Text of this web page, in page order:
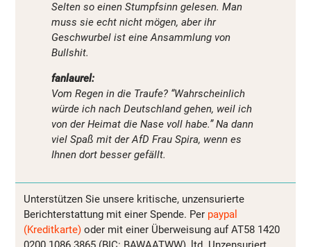
Selten so einen Stumpfsinn gelesen. Man
muss sie echt nicht mögen, aber ihr
Geschwurbel ist eine Ansammlung von
Bullshit.
fanlaurel:
Vom Regen in die Traufe? “Wahrscheinlich
würde ich nach Deutschland gehen, weil ich
von der Heimat die Nase voll habe.” Na dann
viel Spaß mit der AfD Frau Spira, wenn es
Ihnen dort besser gefällt.
Unterstützen Sie unsere kritische, unzensurierte
Berichterstattung mit einer Spende. Per paypal
(Kreditkarte) oder mit einer Überweisung auf AT58 1420